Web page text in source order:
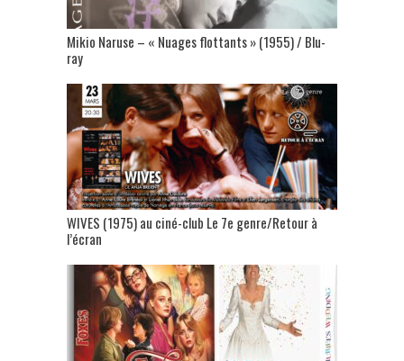
Mikio Naruse – « Nuages flottants » (1955) / Blu-
ray
WIVES (1975) au ciné-club Le 7e genre/Retour à
l’écran